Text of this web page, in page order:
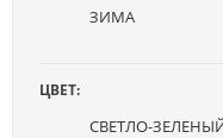
ЗИМА
ЦВЕТ:
СВЕТЛО-